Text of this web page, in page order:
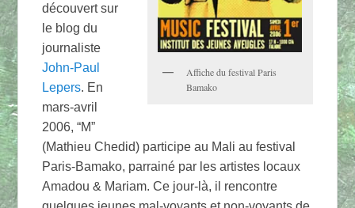
Affiche du festival Paris
Bamako
découvert sur
le blog du
journaliste
John-Paul
Lepers. En
mars-avril
2006, “M”
(Mathieu Chedid) participe au Mali au festival
Paris-Bamako, parrainé par les artistes locaux
Amadou & Mariam. Ce jour-là, il rencontre